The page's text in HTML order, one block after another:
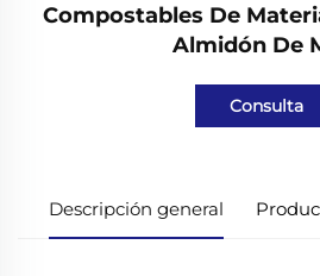
Compostables De
Almidón De
Consulta
Descripción general